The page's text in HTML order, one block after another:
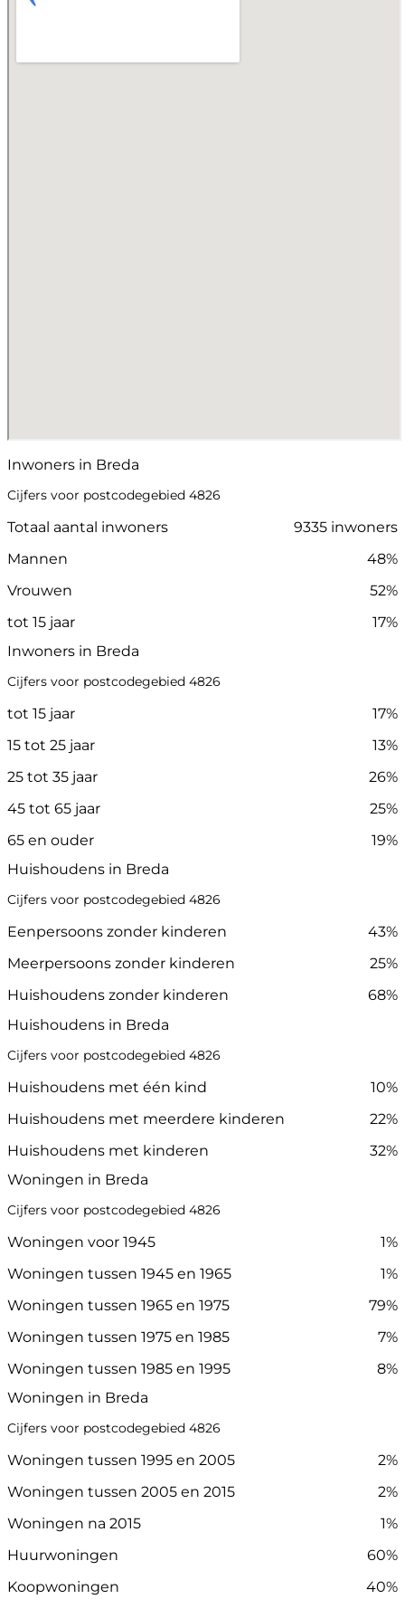
Inwoners in Breda
Cijfers voor postcodegebied 4826
Totaal aantal inwoners
9335 inwoners
Mannen
48%
Vrouwen
52%
tot 15 jaar
17%
Inwoners in Breda
Cijfers voor postcodegebied 4826
tot 15 jaar
17%
15 tot 25 jaar
13%
25 tot 35 jaar
26%
45 tot 65 jaar
25%
65 en ouder
19%
Huishoudens in Breda
Cijfers voor postcodegebied 4826
Eenpersoons zonder kinderen
43%
Meerpersoons zonder kinderen
25%
Huishoudens zonder kinderen
68%
Huishoudens in Breda
Cijfers voor postcodegebied 4826
Huishoudens met één kind
10%
Huishoudens met meerdere kinderen
22%
Huishoudens met kinderen
32%
Woningen in Breda
Cijfers voor postcodegebied 4826
Woningen voor 1945
1%
Woningen tussen 1945 en 1965
1%
Woningen tussen 1965 en 1975
79%
Woningen tussen 1975 en 1985
7%
Woningen tussen 1985 en 1995
8%
Woningen in Breda
Cijfers voor postcodegebied 4826
Woningen tussen 1995 en 2005
2%
Woningen tussen 2005 en 2015
2%
Woningen na 2015
1%
Huurwoningen
60%
Koopwoningen
40%